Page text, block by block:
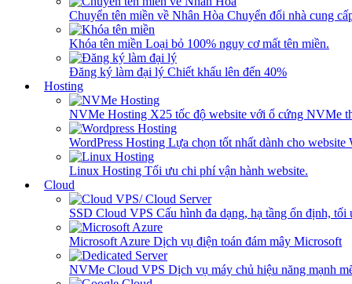
Chuyển tên miền về Nhân Hòa Chuyển đổi nhà cung
Khóa tên miền Loại bỏ 100% nguy cơ mất tên miền.
Đăng ký làm đại lý Chiết khấu lên đến 40%
Hosting
NVMe Hosting X25 tốc độ website với ổ cứng NVMe
WordPress Hosting Lựa chọn tốt nhất dành cho website
Linux Hosting Tối ưu chi phí vận hành website.
Cloud
SSD Cloud VPS Cấu hình đa dạng, hạ tầng ổn định,
Microsoft Azure Dịch vụ điện toán đám mây Microsoft
NVMe Cloud VPS Dịch vụ máy chủ hiệu năng mạnh